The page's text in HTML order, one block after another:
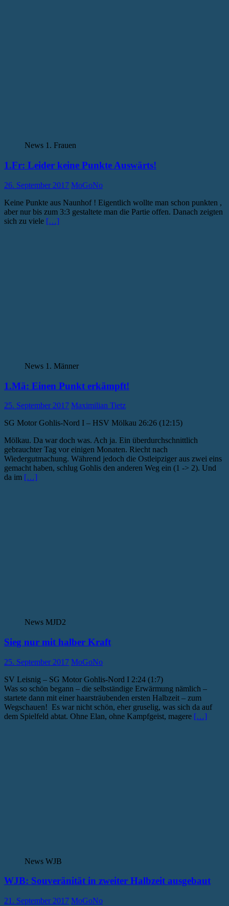
News 1. Frauen
1.Fr: Leider keine Punkte Auswärts!
26. September 2017 MoGoNo
Keine Punkte aus Naunhof ! Eigentlich wollte man schon punkten ,
aber nur bis zum 3:3 gestaltete man die Partie offen. Danach zeigten
sich zu viele […]
News 1. Männer
1.Mä: Einen Punkt erkämpft!
25. September 2017 Maximilian Tietz
SG Motor Gohlis-Nord I – HSV Mölkau 26:26 (12:15)
Mölkau. Da war doch was. Ach ja. Ein überdurchschnittlich
gebrauchter Tag vor einigen Monaten. Riecht nach
Wiedergutmachung. Während jedoch die Ostleipziger aus zwei eins
gemacht haben, schlug Gohlis den anderen Weg ein (1 -> 2). Und
da im […]
News MJD2
Sieg nur mit halber Kraft
25. September 2017 MoGoNo
SV Leisnig – SG Motor Gohlis-Nord I 2:24 (1:7)
Was so schön begann – die selbständige Erwärmung nämlich –
startete dann mit einer haarsträubenden ersten Halbzeit – zum
Wegschauen! Es war nicht schön, eher gruselig, was sich da auf
dem Spielfeld abtat. Ohne Elan, ohne Kampfgeist, magere […]
News WJB
WJB: Souveränität in zweiter Halbzeit ausgebaut
21. September 2017 MoGoNo